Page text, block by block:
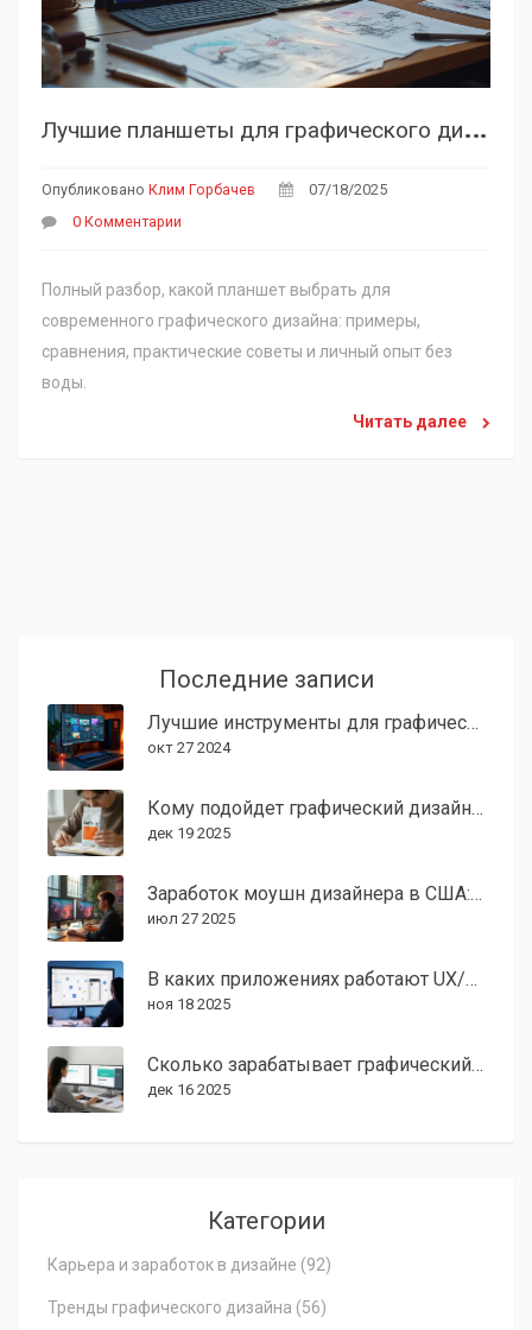
Л
учшие планшеты для графического дизайна: что выбрать в 2025 году?
Опубликовано Клим Горбачев
07/18/2025
0 Комментарии
Полный разбор, какой планшет выбрать для
современного графического дизайна: примеры,
сравнения, практические советы и личный опыт без
воды.
Читать далее
Последние записи
Лучшие инструменты для графических дизайнеров
окт 27 2024
Кому подойдет графический дизайн? Кто может стать успешным дизайнером
дек 19 2025
Заработок моушн дизайнера в США: сколько реально платят в 2025 году?
июл 27 2025
В каких приложениях работают UX/UI дизайнеры в 2025 году
ноя 18 2025
Сколько зарабатывает графический дизайнер в США: зарплаты по опыту, городам и специализациям
дек 16 2025
Категории
Карьера и заработок в дизайне (92)
Тренды графического дизайна (56)